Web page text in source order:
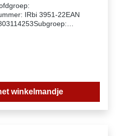
IRbi 3951-22EAN
systeem: deur-op-
koelgedeelte: 102
per jaar: 75
per jaar: € 30,- Energie
51Geluidsniveau: 31
winkelmandje